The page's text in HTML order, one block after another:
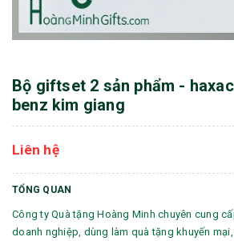
Bộ giftset 2 sản phẩm -
benz kim giang
Liên hệ
TỔNG QUAN
Công ty Quà tặng Hoàng Minh chuyên cung
doanh nghiệp, dùng làm quà tặng khuyến